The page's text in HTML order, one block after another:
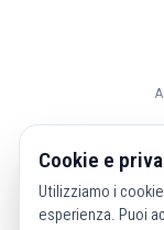
Cookie e
Utilizziamo i
esperienza. Puoi